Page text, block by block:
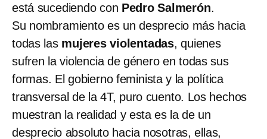
está sucediendo con Pedro Salmerón.
Su nombramiento es un desprecio más hacia
todas las mujeres violentadas, quienes
sufren la violencia de género en todas sus
formas. El gobierno feminista y la política
transversal de la 4T, puro cuento. Los hechos
muestran la realidad y esta es la de un
desprecio absoluto hacia nosotras, ellas,